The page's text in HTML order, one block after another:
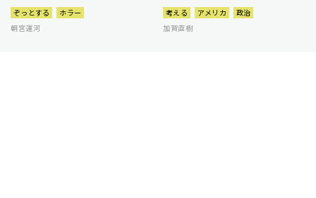
ぞっとする
ホラー
朝宮運河
考える アメリカ
政治
加賀直樹